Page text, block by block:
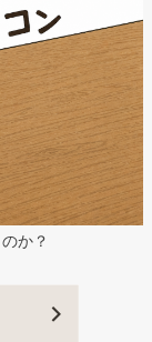
か？